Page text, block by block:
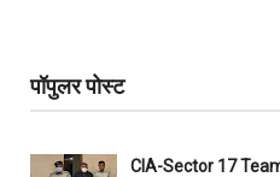
पॉपुलर पोस्ट
CIA-Sector 17